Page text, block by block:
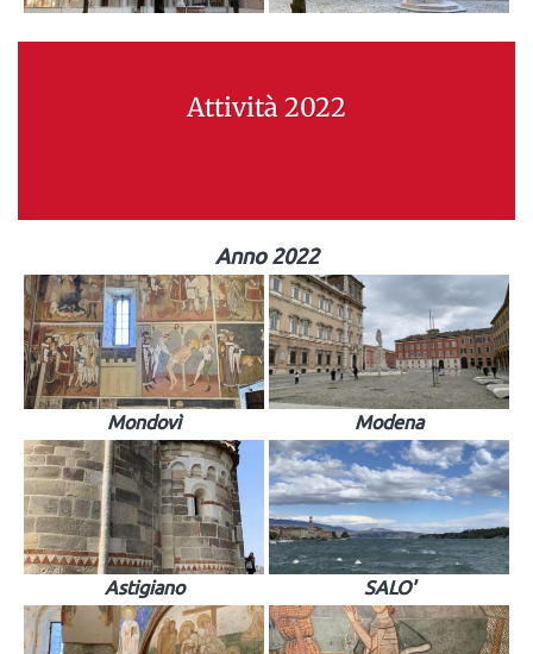
Attività 2022
Anno 2022
Mondovì Modena
Astigiano SALO'